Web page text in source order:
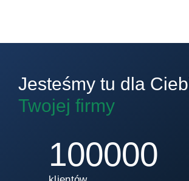
Jesteśmy tu dla
Twojej firmy
100000